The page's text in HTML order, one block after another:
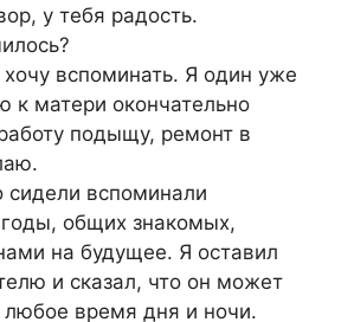
у тебя радость.
вспоминать. Я один уже
к матери окончательно
подыщу, ремонт в
вспоминали
годы, общих знакомых,
на будущее. Я оставил
и сказал, что он может
любое время дня и ночи.